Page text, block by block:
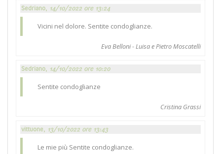
Sedriano, 14/10/2022 ore 13:24
Vicini nel dolore. Sentite condoglianze.
Eva Belloni - Luisa e Pietro Moscatelli
Sedriano, 14/10/2022 ore 10:20
Sentite condoglianze
Cristina Grassi
vittuone, 13/10/2022 ore 13:43
Le mie più Sentite condoglianze.